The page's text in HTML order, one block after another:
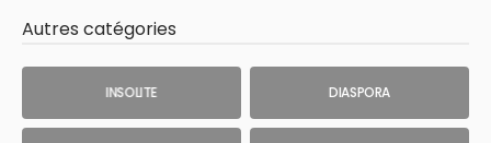
Autres catégories
INSOLITE DIASPORA